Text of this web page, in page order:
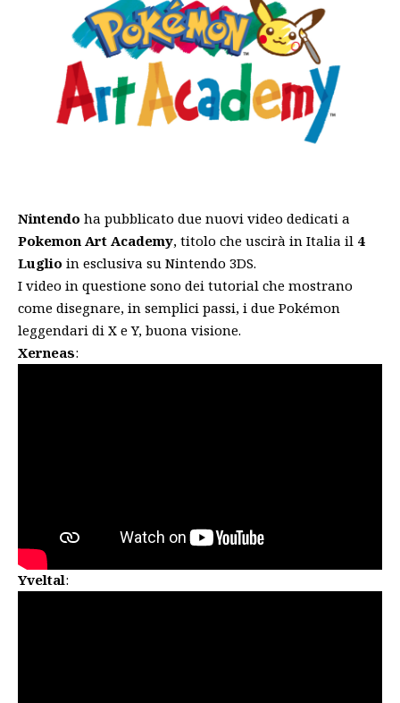
Nintendo ha pubblicato due nuovi video dedicati a
Pokemon Art Academy, titolo che uscirà in Italia il 4
Luglio in esclusiva su Nintendo 3DS.
I video in questione sono dei tutorial che mostrano
come disegnare, in semplici passi, i due Pokémon
leggendari di X e Y, buona visione.
Xerneas:
Yveltal: